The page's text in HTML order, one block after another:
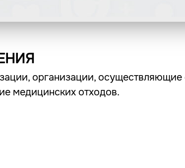
организации, осуществляющие
медицинских отходов.